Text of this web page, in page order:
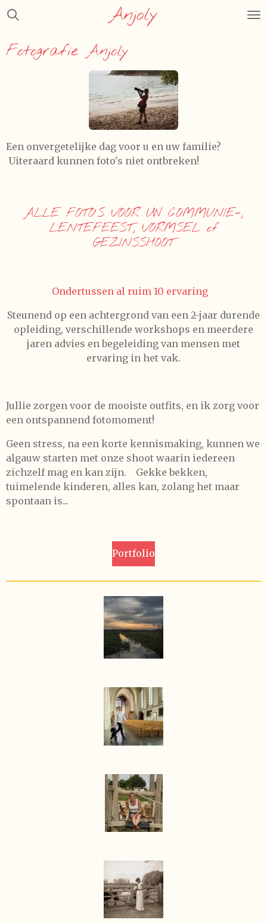
Ga
de
Anjoly
Fotografie Anjoly
Een onvergetelijke dag voor u en uw familie?
Uiteraard kunnen foto's niet ontbreken!
ALLE FOTO’S VOOR UW COMMUNIE-,
LENTEFEEST, VORMSEL of
GEZINSSHOOT
Ondertussen al ruim 10 ervaring
Steunend op een achtergrond van een 2-jaar durende
opleiding, verschillende workshops en meerdere
jaren advies en begeleiding van mensen met
ervaring in het vak.
Jullie zorgen voor de mooiste outfits, en ik zorg voor
een ontspannend fotomoment!
Geen stress, na een korte kennismaking, kunnen we
algauw starten met onze shoot waarin iedereen
zichzelf mag en kan zijn. Gekke bekken,
tuimelende kinderen, alles kan, zolang het maar
spontaan is...
Portfolio